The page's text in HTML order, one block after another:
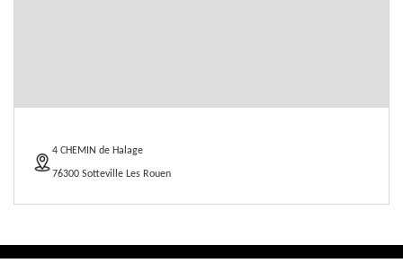
4 CHEMIN de Halage
76300 Sotteville Les Rouen